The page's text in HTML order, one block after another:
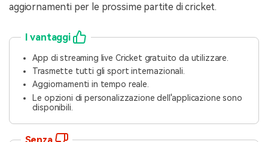
aggiornamenti per le prossime partite di cricket.
I vantaggi
App di streaming live Cricket gratuito da utilizzare.
Trasmette tutti gli sport internazionali.
Aggiornamenti in tempo reale.
Le opzioni di personalizzazione dell'applicazione sono
disponibili.